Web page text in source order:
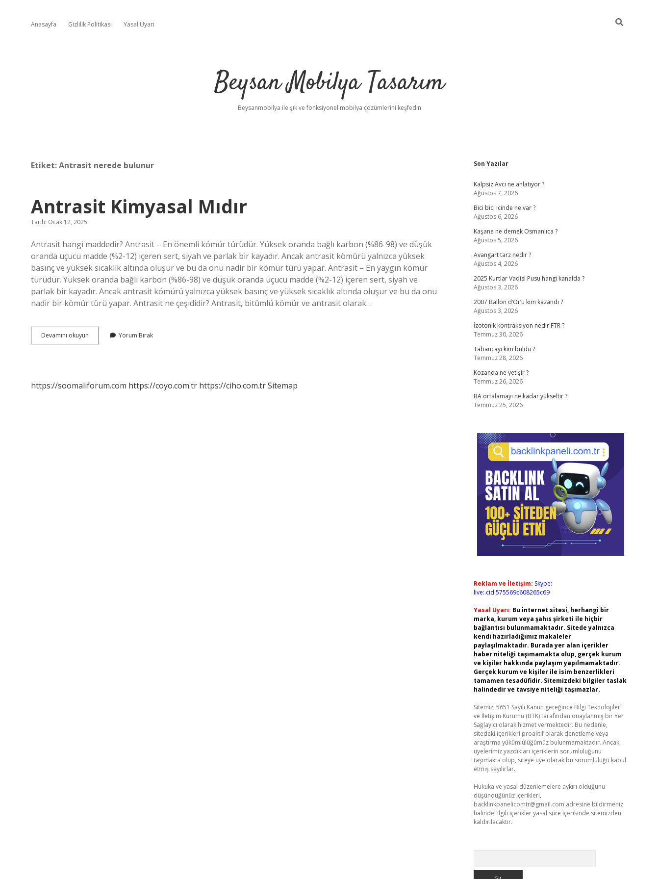
Anasayfa Gizlilik Politikası Yasal Uyarı
Beysan Mobilya Tasarım
Beysanmobilya ile şık ve fonksiyonel mobilya çözümlerini keşfedin
Etiket:Antrasit nerede bulunur
Antrasit Kimyasal Mıdır
Tarih: Ocak 12, 2025
Antrasit hangi maddedir? Antrasit – En önemli kömür türüdür. Yüksek oranda bağlı karbon (%86-98) ve düşük
oranda uçucu madde (%2-12) içeren sert, siyah ve parlak bir kayadır. Ancak antrasit kömürü yalnızca yüksek
basınç ve yüksek sıcaklık altında oluşur ve bu da onu nadir bir kömür türü yapar. Antrasit – En yaygın kömür
türüdür. Yüksek oranda bağlı karbon (%86-98) ve düşük oranda uçucu madde (%2-12) içeren sert, siyah ve
parlak bir kayadır. Ancak antrasit kömürü yalnızca yüksek basınç ve yüksek sıcaklık altında oluşur ve bu da onu
nadir bir kömür türü yapar. Antrasit ne çeşididir? Antrasit, bitümlü kömür ve antrasit olarak…
Devamını okuyun
Kimyasal
Yorum Bırak
https://soomaliforum.com https://coyo.com.tr https://ciho.com.trSitemap
Sidebar
Son Yazılar
Kalpsiz Avcı ne anlatıyor ?
Ağustos 7, 2026
Bici bici icinde ne var ?
Ağustos 6, 2026
Kaşane ne demek Osmanlıca ?
Ağustos 5, 2026
Avangart tarz nedir ?
Ağustos 4, 2026
2025 Kurtlar Vadisi Pusu hangi kanalda ?
Ağustos 3, 2026
2007 Ballon d’Or’u kim kazandı ?
Ağustos 3, 2026
İzotonik kontraksiyon nedir FTR ?
Temmuz 30, 2026
Tabancayı kim buldu ?
Temmuz 28, 2026
Kozanda ne yetişir ?
Temmuz 26, 2026
BA ortalamayı ne kadar yükseltir ?
Temmuz 25, 2026
Reklam ve İletişim: Skype:
live:.cid.575569c608265c69
Yasal Uyarı: Bu internet sitesi, herhangi bir
marka, kurum veya şahıs şirketi ile hiçbir
bağlantısı bulunmamaktadır. Sitede yalnızca
kendi hazırladığımız makaleler
paylaşılmaktadır. Burada yer alan içerikler
haber niteliği taşımamakta olup, gerçek kurum
ve kişiler hakkında paylaşım yapılmamaktadır.
Gerçek kurum ve kişiler ile isim benzerlikleri
tamamen tesadüfidir. Sitemizdeki bilgiler taslak
halindedir ve tavsiye niteliği taşımazlar.
Sitemiz, 5651 Sayılı Kanun gereğince Bilgi Teknolojileri
ve İletişim Kurumu (BTK) tarafından onaylanmış bir Yer
Sağlayıcı olarak hizmet vermektedir. Bu nedenle,
sitedeki içerikleri proaktif olarak denetleme veya
araştırma yükümlülüğümüz bulunmamaktadır. Ancak,
üyelerimiz yazdıkları içeriklerin sorumluluğunu
taşımakta olup, siteye üye olarak bu sorumluluğu kabul
etmiş sayılırlar.
Hukuka ve yasal düzenlemelere aykırı olduğunu
düşündüğünüz içerikleri,
backlinkpanelicomtr@gmail.com adresine bildirmeniz
halinde, ilgili içerikler yasal süre içerisinde sitemizden
kaldırılacaktır.